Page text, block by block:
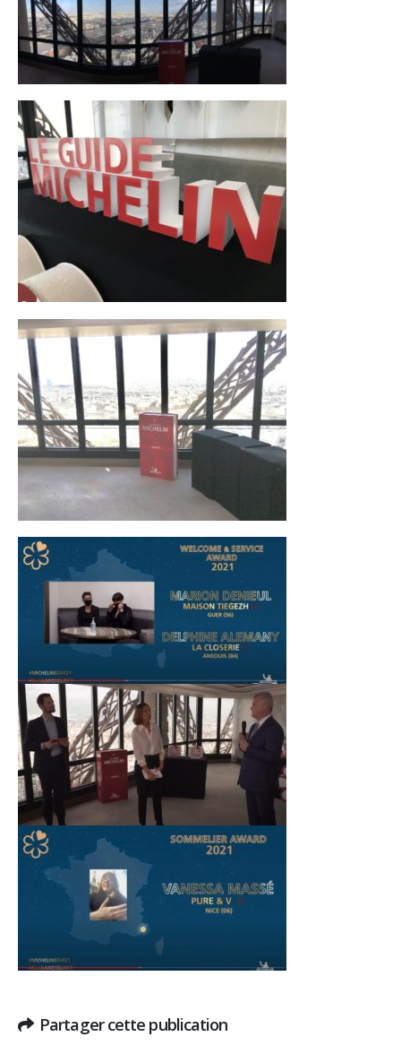
Partager cette publication